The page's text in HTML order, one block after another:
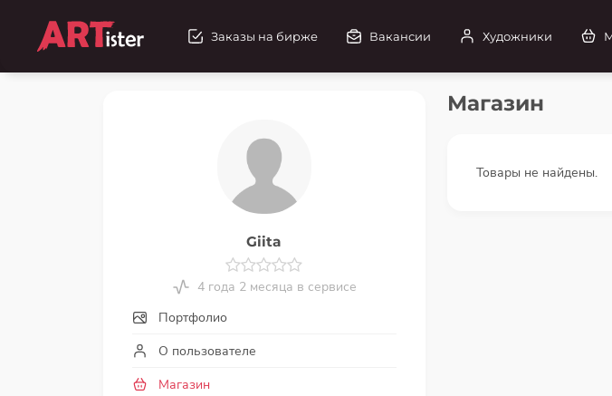
Заказы на бирже Вакансии Художники
Giita
4 года 2 месяца в сервисе
Портфолио
О пользователе
Магазин
Магазин
Товары не найдены.